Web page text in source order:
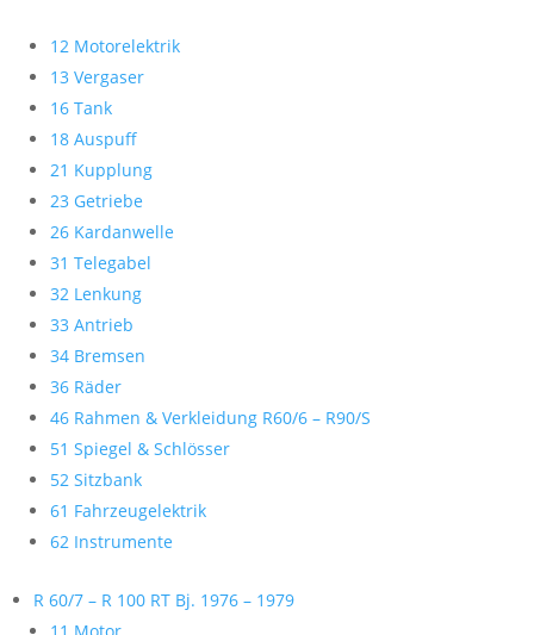
12 Motorelektrik
13 Vergaser
16 Tank
18 Auspuff
21 Kupplung
23 Getriebe
26 Kardanwelle
31 Telegabel
32 Lenkung
33 Antrieb
34 Bremsen
36 Räder
46 Rahmen & Verkleidung R60/6 – R90/S
51 Spiegel & Schlösser
52 Sitzbank
61 Fahrzeugelektrik
62 Instrumente
R 60/7 – R 100 RT Bj. 1976 – 1979